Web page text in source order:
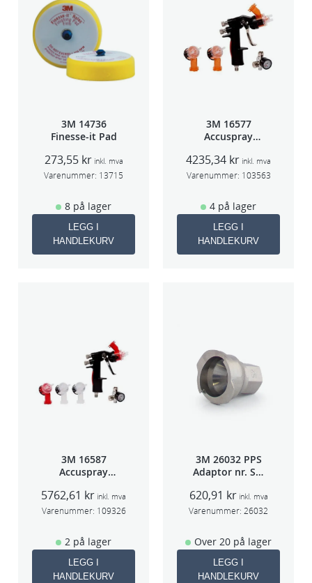
O
M
6
3M 14736
Finesse-it Pad
273,55 kr inkl. mva
Varenummer: 13715
8 på lager
LEGG I
HANDLEKURV
3M 16577
Accuspray
HG14
4235,34 kr inkl. mva
Varenummer: 103563
4 på lager
LEGG I
HANDLEKURV
3M 16587
Accuspray
HGP
5762,61 kr inkl. mva
Varenummer: 109326
2 på lager
LEGG I
HANDLEKURV
3M 26032 PPS
Adaptor nr. S-2
SPG500)
620,91 kr inkl. mva
Varenummer: 26032
Over 20 på lager
LEGG I
HANDLEKURV